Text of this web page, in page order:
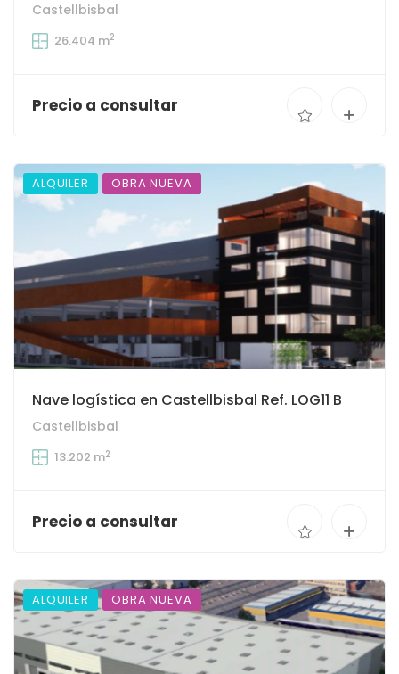
Castellbisbal
26.404 m2
Precio a consultar
ALQUILER OBRA NUEVA
Nave logística en Castellbisbal Ref. LOG11 B
Castellbisbal
13.202 m2
Precio a consultar
ALQUILER OBRA NUEVA